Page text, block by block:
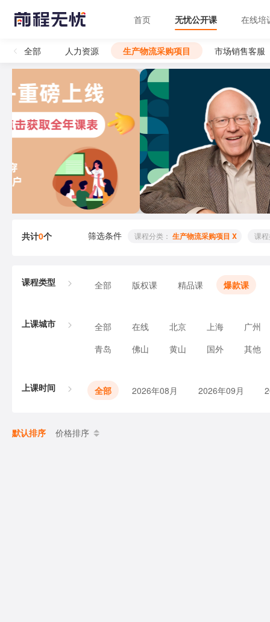
首页 无忧公开课 在线培
全部 人力资源 生产物流采购项目 市场销售客服
共计0个 筛选条件 课程分类： 生产物流采购项目 X 课
课程类型 全部 版权课 精品课 爆款课
上课城市 全部 在线 北京 上海
广州
青岛
佛山 黄山 国外 其他
上课时间 全部 2026年08月 2026年09月
默认排序 价格排序